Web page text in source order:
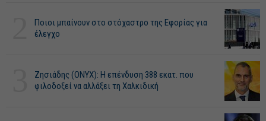
Ποιοι μπαίνουν στο στόχαστρο της Εφορίας για
έλεγχο
Ζησιάδης (ONYX): Η επένδυση 388 εκατ. που
φιλοδοξεί να αλλάξει τη Χαλκιδική